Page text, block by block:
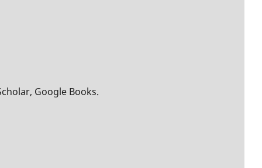
Google Books.